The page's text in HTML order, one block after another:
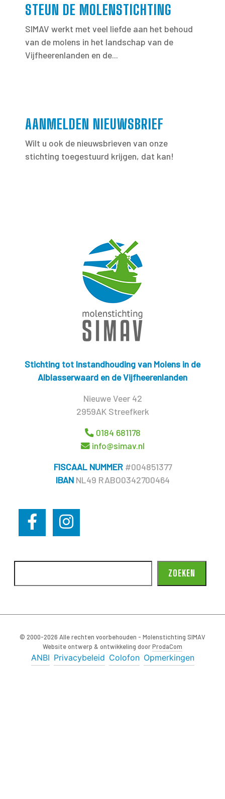
STEUN DE MOLENSTICHTING
SIMAV werkt met veel liefde aan het behoud
van de molens in het landschap van de
Vijfheerenlanden en de...
AANMELDEN NIEUWSBRIEF
Wilt u ook de nieuwsbrieven van onze
stichting toegestuurd krijgen, dat kan!
Stichting tot Instandhouding van Molens in de
Alblasserwaard en de Vijfheerenlanden
Nieuwe Veer 42
2959AK Streefkerk
0184 681178
info@simav.nl
FISCAAL NUMMER#004851377
IBAN NL49 RABO0342700464
ZOEKEN
© 2000-2026 Alle rechten voorbehouden - Molenstichting SIMAV
Website ontwerp & ontwikkeling doorProdaCom
ANBI Privacybeleid Colofon Opmerkingen